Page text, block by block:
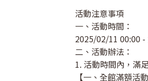
活動注意事項
一、活動時間：
2025/02/11 00:00
二、活動辦法：
1. 活動時間內，滿
【一、全館滿額活